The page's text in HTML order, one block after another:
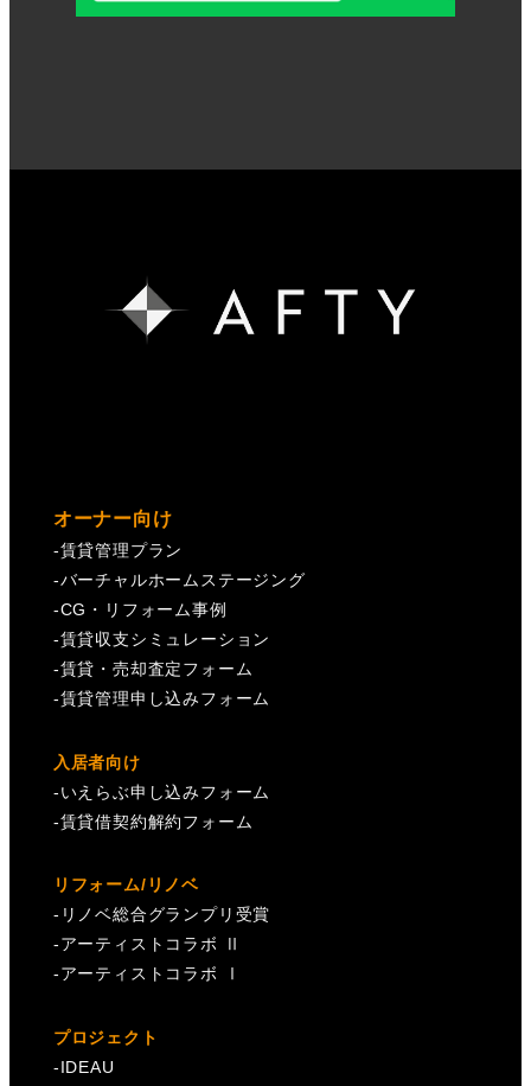
オーナー向け
-賃貸管理プラン
-バーチャルホームステージング
-CG・リフォーム事例
-賃貸収支シミュレーション
-賃貸・売却査定フォーム
-賃貸管理申し込みフォーム
入居者向け
-いえらぶ申し込みフォーム
-賃貸借契約解約フォーム
リフォーム/リノベ
- リノベ総合グランプリ受賞
-アーティストコラボ Ⅱ
-アーティストコラボ Ⅰ
プロジェクト
-IDEAU